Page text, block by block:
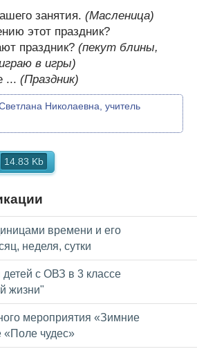
занятия. (Масленица)
этот праздник?
праздник? (пекут блины,
в игры)
... (Праздник)
Николаевна, учитель
14.83 Kb
времени и его
неделя, сутки
детей с ОВЗ в 3 классе
жизни"
мероприятия «Зимние
«Поле чудес»